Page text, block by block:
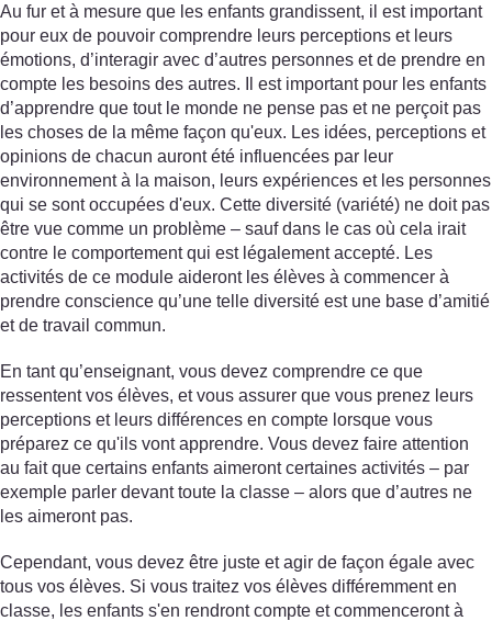
Au fur et à mesure que les enfants grandissent, il est important
pour eux de pouvoir comprendre leurs perceptions et leurs
émotions, d’interagir avec d’autres personnes et de prendre en
compte les besoins des autres. Il est important pour les enfants
d’apprendre que tout le monde ne pense pas et ne perçoit pas
les choses de la même façon qu'eux. Les idées, perceptions et
opinions de chacun auront été influencées par leur
environnement à la maison, leurs expériences et les personnes
qui se sont occupées d'eux. Cette diversité (variété) ne doit pas
être vue comme un problème – sauf dans le cas où cela irait
contre le comportement qui est légalement accepté. Les
activités de ce module aideront les élèves à commencer à
prendre conscience qu’une telle diversité est une base d’amitié
et de travail commun.
En tant qu’enseignant, vous devez comprendre ce que
ressentent vos élèves, et vous assurer que vous prenez leurs
perceptions et leurs différences en compte lorsque vous
préparez ce qu'ils vont apprendre. Vous devez faire attention
au fait que certains enfants aimeront certaines activités – par
exemple parler devant toute la classe – alors que d’autres ne
les aimeront pas.
Cependant, vous devez être juste et agir de façon égale avec
tous vos élèves. Si vous traitez vos élèves différemment en
classe, les enfants s'en rendront compte et commenceront à